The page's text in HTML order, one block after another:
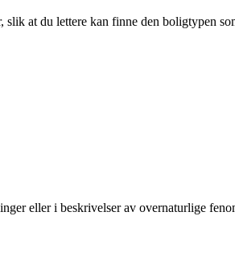
at du lettere kan finne den boligtypen
eller i beskrivelser av overnaturlige